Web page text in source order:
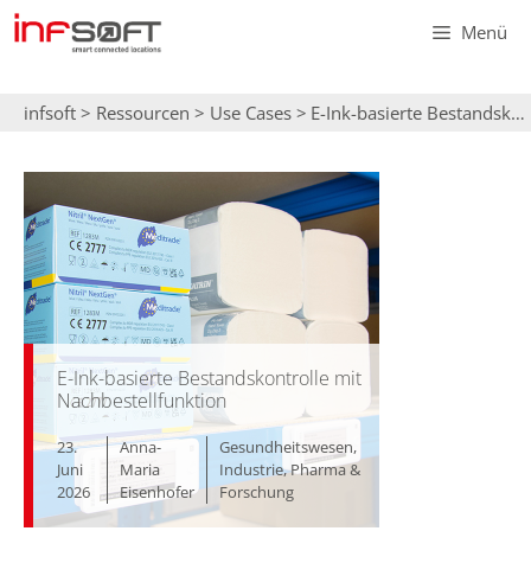
Zum
Inhalt
Menü
infsoft > Ressourcen > Use Cases > E-Ink-basierte Bestandskontrolle mit Nachbestellfunktion
E-Ink-basierte Bestandskontrolle mit
Nachbestellfunktion
23.
Juni
2026
Anna-
Maria
Eisenhofer
Gesundheitswesen,
Industrie,Pharma &
Forschung